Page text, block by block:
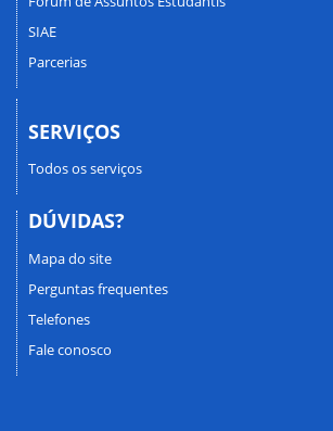
SIAE
Parcerias
SERVIÇOS
Todos os serviços
DÚVIDAS?
Mapa do site
Perguntas frequentes
Telefones
Fale conosco